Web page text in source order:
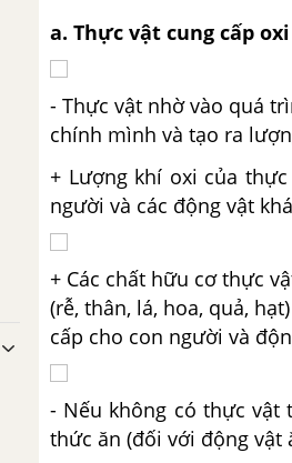
a. Thực vật cung cấp
- Thực vật nhờ vào quá
chính mình và tạo ra
+ Lượng khí oxi của
người và các động vật
+ Các chất hữu cơ thực
(rễ, thân, lá, hoa, quả,
cấp cho con người và
- Nếu không có thực vật
thức ăn (đối với động vật